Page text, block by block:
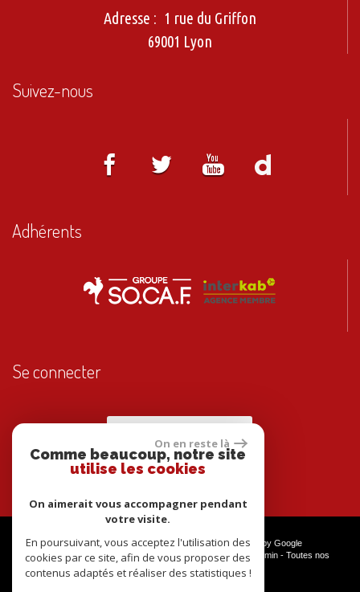
Adresse : 1 rue du Griffon
69001 Lyon
Suivez-nous
Adhérents
Se connecter
© 2026 | Tous droits réservés | Traduction powered by Google
Plan du site- Mentions légales- Nos honoraires-Liens- Admin- Toutes nos
annonces
On en reste là
Comme beaucoup, notre site
utilise les cookies
On aimerait vous accompagner pendant
votre visite.
En poursuivant, vous acceptez l'utilisation des
cookies par ce site, afin de vous proposer des
contenus adaptés et réaliser des statistiques !